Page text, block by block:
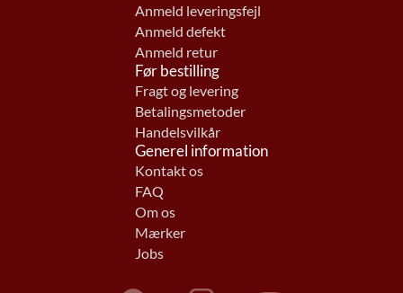
Anmeld leveringsfejl
Anmeld defekt
Anmeld retur
Før bestilling
Fragt og levering
Betalingsmetoder
Handelsvilkår
Generel information
Kontakt os
FAQ
Om os
Mærker
Jobs